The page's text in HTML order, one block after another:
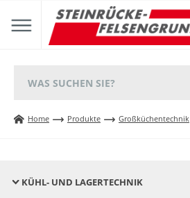
Home Produkte Großküchentechnik
KÜHL- UND LAGERTECHNIK